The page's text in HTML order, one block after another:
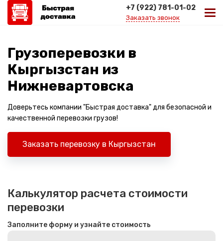
+7 (922) 781-01-02
Заказать звонок
Грузоперевозки в
Кыргызстан из
Нижневартовска
Доверьтесь компании "Быстрая доставка" для безопасной и
качественной перевозки грузов!
Заказать перевозку в Кыргызстан
Калькулятор расчета стоимости
перевозки
Заполните форму и узнайте стоимость